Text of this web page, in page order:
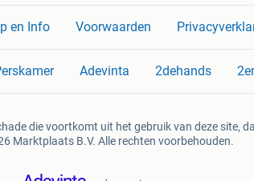
en Info Voorwaarden
Adevinta 2dehands
die voortkomt uit het gebruik van deze site,
Marktplaats B.V. Alle rechten voorbehouden.